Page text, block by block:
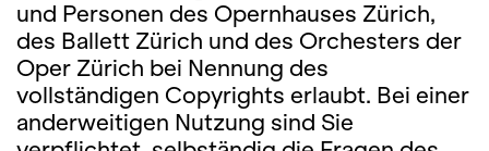
und Personen des Opernhauses Zürich,
des Ballett Zürich und des Orchesters der
Oper Zürich bei Nennung des
vollständigen Copyrights erlaubt. Bei einer
anderweitigen Nutzung sind Sie